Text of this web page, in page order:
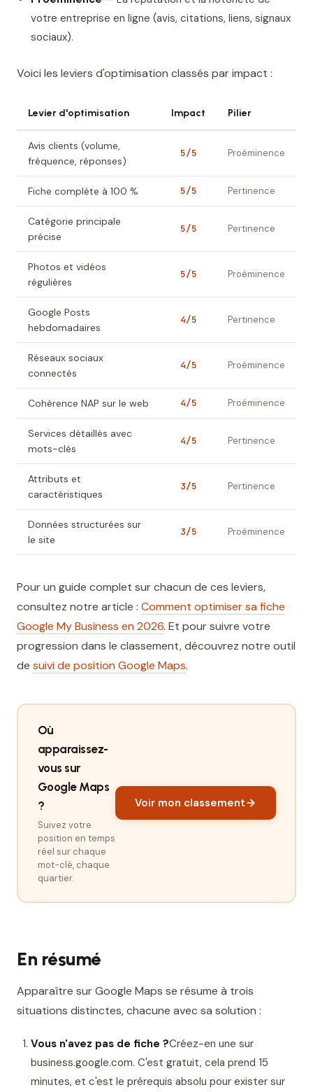
votre entreprise en ligne (avis, citations, liens, signaux
sociaux).
Voici les leviers d'optimisation classés par impact :
Levier d'optimisation Impact Pilier
Avis clients (volume,
fréquence, réponses)
5/5 Proéminence
Fiche complète à 100 % 5/5 Pertinence
Catégorie principale
précise
5/5 Pertinence
Photos et vidéos
régulières
5/5 Proéminence
Google Posts
hebdomadaires
4/5 Pertinence
Réseaux sociaux
connectés
4/5 Proéminence
Cohérence NAP sur le web 4/5 Proéminence
Services détaillés avec
mots-clés
4/5 Pertinence
Attributs et
caractéristiques
3/5 Pertinence
Données structurées sur
le site
3/5 Proéminence
Pour un guide complet sur chacun de ces leviers,
consultez notre article : Comment optimiser sa fiche
Google My Business en 2026. Et pour suivre votre
progression dans le classement, découvrez notre outil
de suivi de position Google Maps.
Où
apparaissez-
vous sur
Google Maps
?
Suivez votre
position en temps
réel sur chaque
mot-clé, chaque
quartier.
Voir mon classement
En résumé
Apparaître sur Google Maps se résume à trois
situations distinctes, chacune avec sa solution :
Vous n'avez pas de fiche ?Créez-en une sur
business.google.com. C'est gratuit, cela prend 15
minutes, et c'est le prérequis absolu pour exister sur